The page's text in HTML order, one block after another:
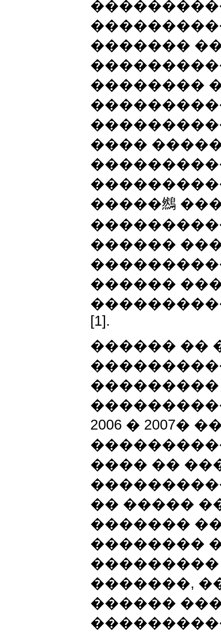
�������
��������
����
�����䳿
������
������
[1].
������ ��
���������
2006 �
���� ��
�� �����
�������
��������
�������,
������
�����������